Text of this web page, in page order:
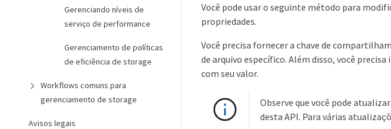
Gerenciando níveis de
serviço de performance
Gerenciamento de políticas
de eficiência de storage
Workflows comuns para
gerenciamento de storage
Avisos legais
Você pode usar o seguinte método para
propriedades.
Você precisa fornecer a chave de
de arquivo específico. Além disso, você
com seu valor.
Observe que você pode
desta API. Para várias